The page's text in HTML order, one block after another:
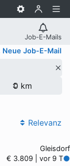
Job-E-Mails
Neue Job-E-Mail
Relevanz
Gleisdorf
€ 3.809 | vor 9 T